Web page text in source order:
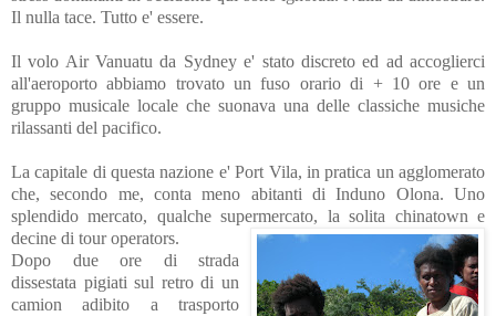
Il nulla tace. Tutto e' essere.
Il volo Air Vanuatu da Sydney e' stato discreto ed ad accoglierci
all'aeroporto abbiamo trovato un fuso orario di + 10 ore e un
gruppo musicale locale che suonava una delle classiche musiche
rilassanti del pacifico.
La capitale di questa nazione e' Port Vila, in pratica un agglomerato
che, secondo me, conta meno abitanti di Induno Olona. Uno
splendido mercato, qualche supermercato, la solita chinatown e
decine di tour operators.
Dopo due ore di strada
dissestata pigiati sul retro di un
camion adibito a trasporto